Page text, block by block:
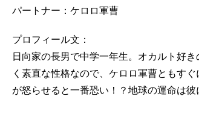
パートナー：ケロロ軍曹
プロフィール文：
日向家の長男で中学一年生。オカルト好
く素直な性格なので、ケロロ軍曹ともす
が怒らせると一番恐い！？地球の運命は彼